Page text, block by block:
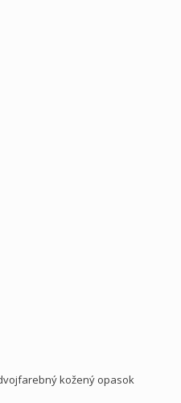
kožený opasok